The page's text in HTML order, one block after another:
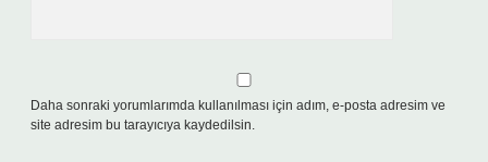
Daha sonraki yorumlarımda kullanılması için adım, e-posta adresim ve
site adresim bu tarayıcıya kaydedilsin.